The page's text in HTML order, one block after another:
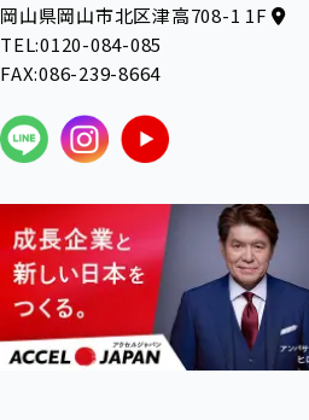
岡山県岡山市北区津高708-1 1F
TEL:0120-084-085
FAX:086-239-8664